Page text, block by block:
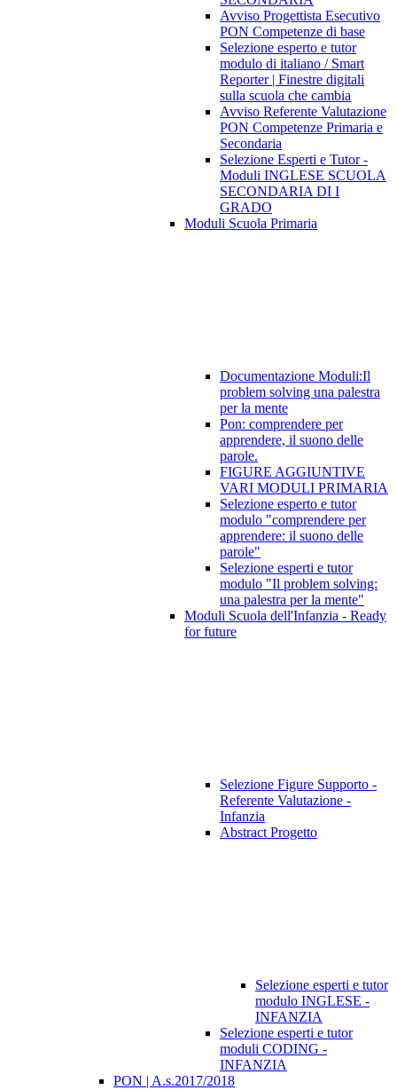
Avviso Progettista Esecutivo
PON Competenze di base
Selezione esperto e tutor
modulo di italiano / Smart
Reporter | Finestre digitali
sulla scuola che cambia
Avviso Referente Valutazione
PON Competenze Primaria e
Secondaria
Selezione Esperti e Tutor -
Moduli INGLESE SCUOLA
SECONDARIA DI I
GRADO
Moduli Scuola Primaria
Documentazione Moduli:Il
problem solving una palestra
per la mente
Pon: comprendere per
apprendere, il suono delle
parole.
FIGURE AGGIUNTIVE
VARI MODULI PRIMARIA
Selezione esperto e tutor
modulo "comprendere per
apprendere: il suono delle
parole"
Selezione esperti e tutor
modulo "Il problem solving:
una palestra per la mente"
Moduli Scuola dell'Infanzia - Ready
for future
Selezione Figure Supporto -
Referente Valutazione -
Infanzia
Abstract Progetto
Selezione esperti e tutor
modulo INGLESE -
INFANZIA
Selezione esperti e tutor
moduli CODING -
INFANZIA
PON | A.s.2017/2018